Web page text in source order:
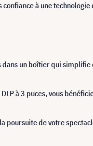
à une
un boîtier qui
à 3 puces, vous
poursuite de votre